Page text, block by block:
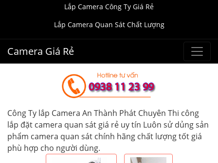
Lắp Camera Công Ty Giá Rẻ
Lắp Camera Quan Sát Chất Lượng
Camera Giá Rẻ
Công Ty lắp Camera An Thành Phát Chuyên Thi công
lắp đặt camera quan sát giá rẻ uy tín Luôn sử dủng sản
phẩm camera quan sát chính hãng chất lượng tốt giá
phù hợp cho người dùng.